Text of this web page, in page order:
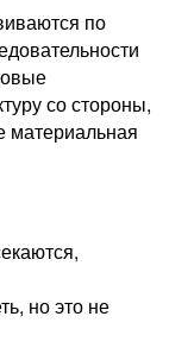
по
со стороны,
материальная
но это не